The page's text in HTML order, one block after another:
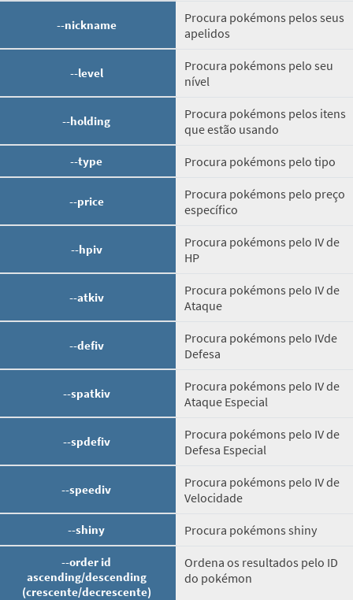
--nickname
Procura pokémons pelos seus
apelidos
--level
Procura pokémons pelo seu
nível
--holding
Procura pokémons pelos itens
que estão usando
--type Procura pokémons pelo tipo
--price
Procura pokémons pelo preço
específico
--hpiv
Procura pokémons pelo IV de
HP
--atkiv
Procura pokémons pelo IV de
Ataque
--defiv
Procura pokémons pelo IVde
Defesa
--spatkiv
Procura pokémons pelo IV de
Ataque Especial
--spdefiv
Procura pokémons pelo IV de
Defesa Especial
--speediv
Procura pokémons pelo IV de
Velocidade
--shiny Procura pokémons shiny
--order id
ascending/descending
(crescente/decrescente)
Ordena os resultados pelo ID
do pokémon